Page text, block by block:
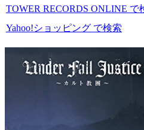
TOWER RECORDS ONLINE で
Yahoo!ショッピング で検索